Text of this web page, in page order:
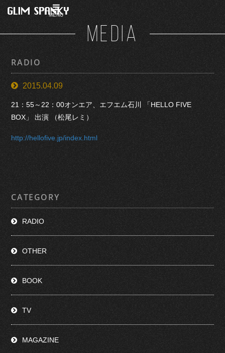
MENU
MEDIA
RADIO
2015.04.09
21：55～22：00オンエア、エフエム石川 「HELLO FIVE
BOX」 出演 （松尾レミ）
http://hellofive.jp/index.html
CATEGORY
RADIO
OTHER
BOOK
TV
MAGAZINE